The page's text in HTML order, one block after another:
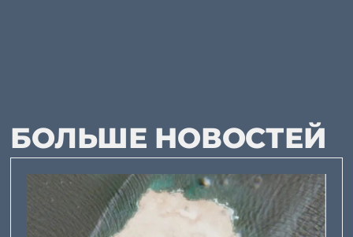
БОЛЬШЕ НОВОСТЕЙ